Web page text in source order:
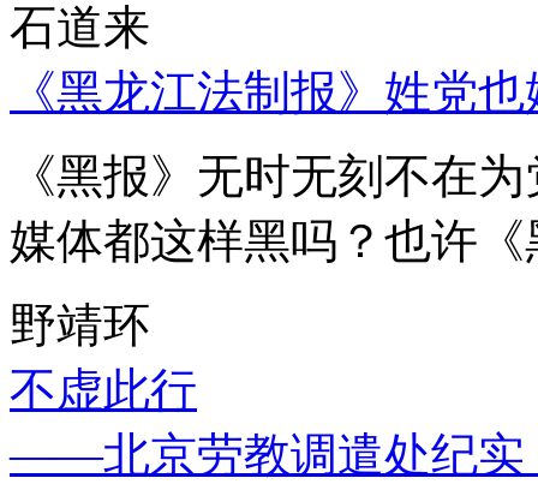
石道来
《黑龙江法制报》姓党
《黑报》无时无刻不在
媒体都这样黑吗？也许
野靖环
不虚此行
——北京劳教调遣处纪实